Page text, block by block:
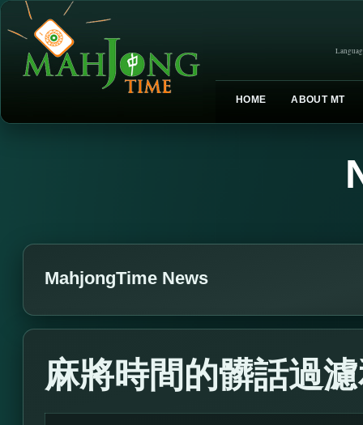
HOME ABOUT MT
MahjongTime News
麻將時間的髒話過